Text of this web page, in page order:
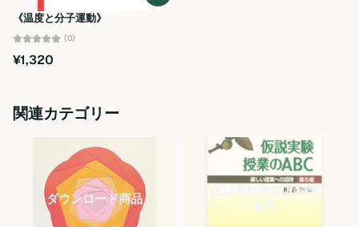
《温度と分子運動》
(0)
¥1,320
関連カテゴリー
ダウンロード商品
仮説実験授業と科学
教育